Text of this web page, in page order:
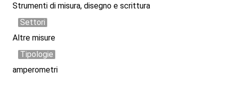
Strumenti di misura, disegno e scrittura
Settori
Altre misure
Tipologie
amperometri